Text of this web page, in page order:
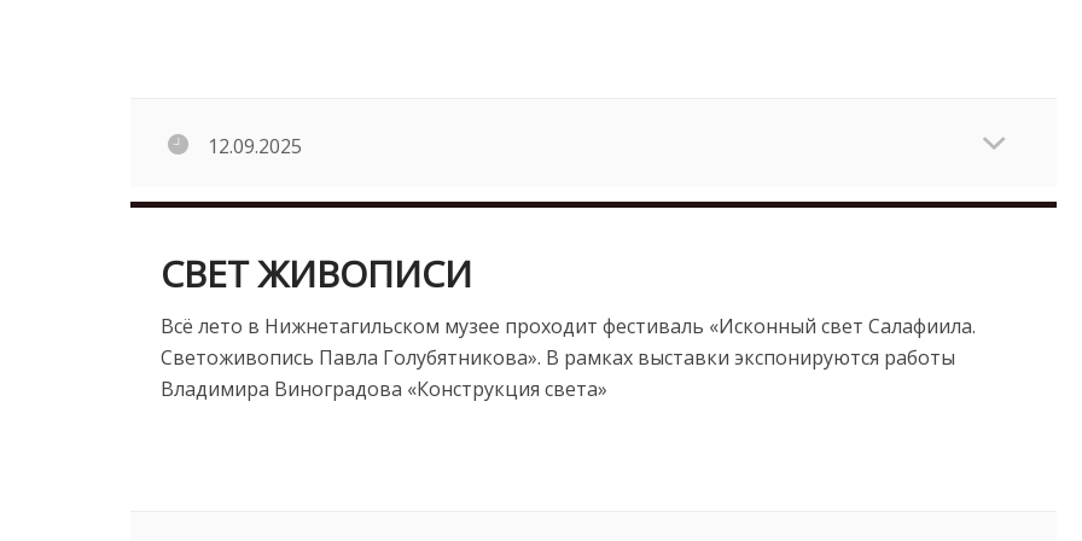
12.09.2025
СВЕТ ЖИВОПИСИ
Всё лето в Нижнетагильском музее проходит фестиваль «Исконный свет Салафиила.
Светоживопись Павла Голубятникова». В рамках выставки экспонируются работы
Владимира Виноградова «Конструкция света»